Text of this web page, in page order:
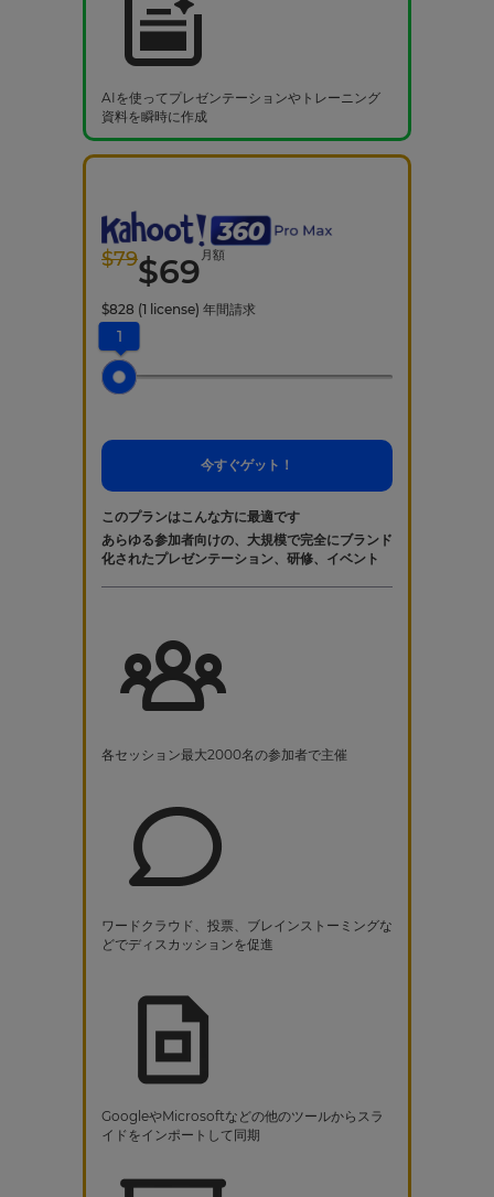
AIを使ってプレゼンテーションやトレーニング
資料を瞬時に作成
$79$69 月額
$828 (1 license) 年間請求
1
今すぐゲット！
このプランはこんな方に最適です
あらゆる参加者向けの、大規模で完全にブランド
化されたプレゼンテーション、研修、イベント
各セッション最大2000名の参加者で主催
ワードクラウド、投票、ブレインストーミングな
どでディスカッションを促進
GoogleやMicrosoftなどの他のツールからスラ
イドをインポートして同期